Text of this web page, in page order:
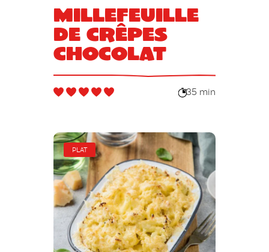
Millefeuille
de crêpes
chocolat
35 min
PLAT